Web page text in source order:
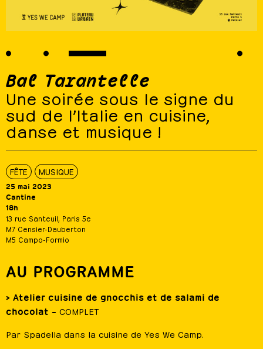
Bal Tarantelle
Une soirée sous le signe du
sud de l’Italie en cuisine,
danse et musique !
FÊTE MUSIQUE
25 mai 2023
Cantine
18h
13 rue Santeuil, Paris 5e
M7 Censier-Dauberton
M5 Campo-Formio
AU PROGRAMME
> Atelier cuisine de gnocchis et de salami de
chocolat – COMPLET
Par Spadella dans la cuisine de Yes We Camp.